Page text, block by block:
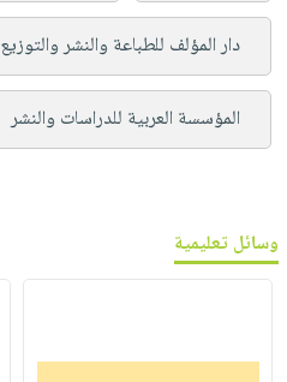
دار المؤلف للطباعة والنشر والتوزيع
المؤسسة العربية للدراسات والنشر
وسائل تعليمية